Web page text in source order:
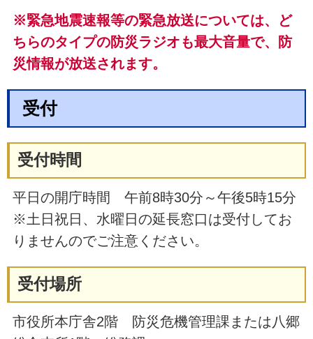
※緊急地震速報等の緊急放送については、ど
ちらのタイプの防災ラジオも最大音量で、防
災情報が放送されます。
受付
受付時間
平日の開庁時間 午前8時30分～午後5時15分
※土日祝日、水曜日の延長窓口は受付してお
りませんのでご注意ください。
受付場所
市役所本庁舎2階 防災危機管理課または八郷